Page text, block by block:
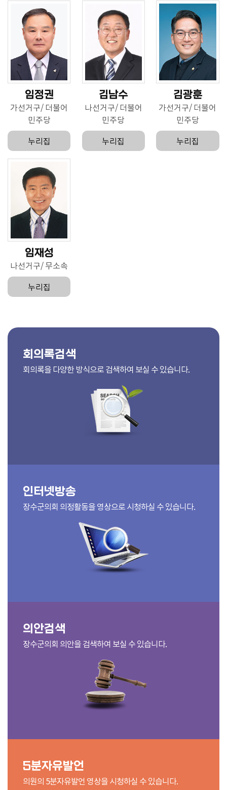
임정권
가선거구 더불어
민주당
누리집
김남수
나선거구 더불어
민주당
누리집
김광훈
가선거구 더불어
민주당
누리집
임재성
나선거구 무소속
누리집
회의록검색
회의록을 다양한 방식으로 검색하여 보실 수 있습니다.
인터넷방송
장수군의회 의정활동을 영상으로 시청하실 수 있습니다.
의안검색
장수군의회 의안을 검색하여 보실 수 있습니다.
5분자유발언
의원의 5분자유발언 영상을 시청하실 수 있습니다.